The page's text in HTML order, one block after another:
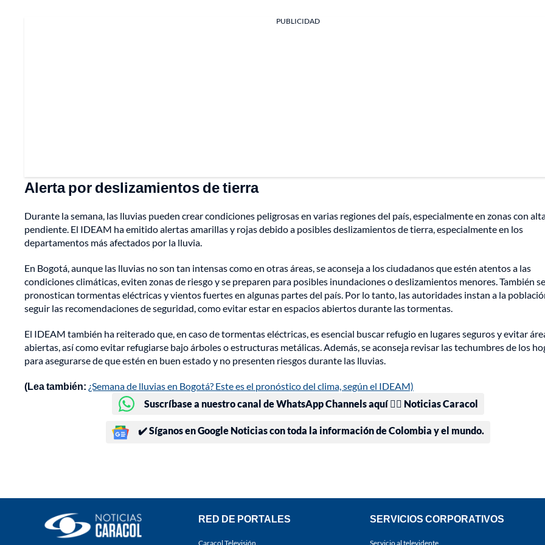
PUBLICIDAD
Alerta por deslizamientos de tierra
Durante la semana, las lluvias pueden crear condiciones peligrosas en varias regiones del país, especialmente en zonas con
pendiente. El IDEAM ha emitido alertas amarillas y rojas debido a posibles deslizamientos de tierra, especialmente en los
departamentos más afectados por la lluvia.
En Bogotá, aunque las lluvias no son tan intensas como en otras áreas, se aconseja a los ciudadanos que estén atentos a las
condiciones climáticas, eviten zonas de riesgo y se preparen para posibles inundaciones o deslizamientos menores. También se
pronostican tormentas eléctricas y vientos fuertes en algunas partes del país. Por lo tanto, las autoridades instan a la
seguir las recomendaciones de seguridad, como evitar estar en espacios abiertos durante las tormentas.
El IDEAM también ha reiterado que, en caso de tormentas eléctricas, es esencial buscar refugio en lugares seguros y evitar
abiertas, así como evitar refugiarse bajo árboles o estructuras metálicas. Además, se aconseja revisar las techumbres de los
para asegurarse de que estén en buen estado y no presenten riesgos durante las lluvias.
(Lea también: ¿Semana de lluvias en Bogotá? Este es el pronóstico del clima, según el IDEAM)
Suscríbase a nuestro canal de WhatsApp Channels aquí 👉🏻 Noticias Caracol
✔️ Síganos en Google Noticias con toda la información de Colombia y el mundo.
RED DE PORTALES
Caracol Televisión
SERVICIOS CORPORATIVOS
Servicio al televidente